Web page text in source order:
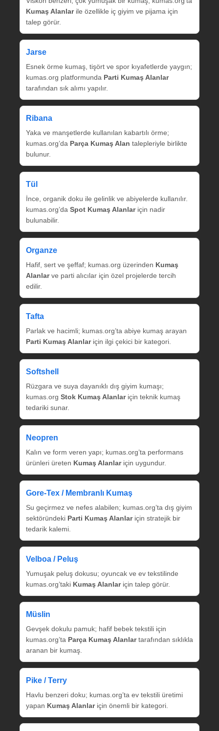
Kumaş Alanlarile özellikle iç giyim ve pijama için
talep görür.
Jarse
Esnek örme kumaş, tişört ve spor kıyafetlerde yaygın;
kumas.org platformunda Parti Kumaş Alanlar
tarafından sık alımı yapılır.
Ribana
Yaka ve manşetlerde kullanılan kabartılı örme;
kumas.org’da Parça Kumaş Alan talepleriyle birlikte
bulunur.
Tül
İnce, organik doku ile gelinlik ve abiyelerde kullanılır.
kumas.org’da Spot Kumaş Alanlariçin nadir
bulunabilir.
Organze
Hafif, sert ve şeffaf; kumas.org üzerinden Kumaş
Alanlarve parti alıcılar için özel projelerde tercih
edilir.
Tafta
Parlak ve hacimli; kumas.org’ta abiye kumaş arayan
Parti Kumaş Alanlariçin ilgi çekici bir kategori.
Softshell
Rüzgara ve suya dayanıklı dış giyim kumaşı;
kumas.org Stok Kumaş Alanlariçin teknik kumaş
tedariki sunar.
Neopren
Kalın ve form veren yapı; kumas.org’ta performans
ürünleri üreten Kumaş Alanlariçin uygundur.
Gore‑Tex / Membranlı Kumaş
Su geçirmez ve nefes alabilen; kumas.org’ta dış giyim
sektöründeki Parti Kumaş Alanlariçin stratejik bir
tedarik kalemi.
Velboa / Peluş
Yumuşak peluş dokusu; oyuncak ve ev tekstilinde
kumas.org’taki Kumaş Alanlariçin talep görür.
Müslin
Gevşek dokulu pamuk; hafif bebek tekstili için
kumas.org’ta Parça Kumaş Alanlartarafından sıklıkla
aranan bir kumaş.
Pike / Terry
Havlu benzeri doku; kumas.org’ta ev tekstili üretimi
yapan Kumaş Alanlariçin önemli bir kategori.